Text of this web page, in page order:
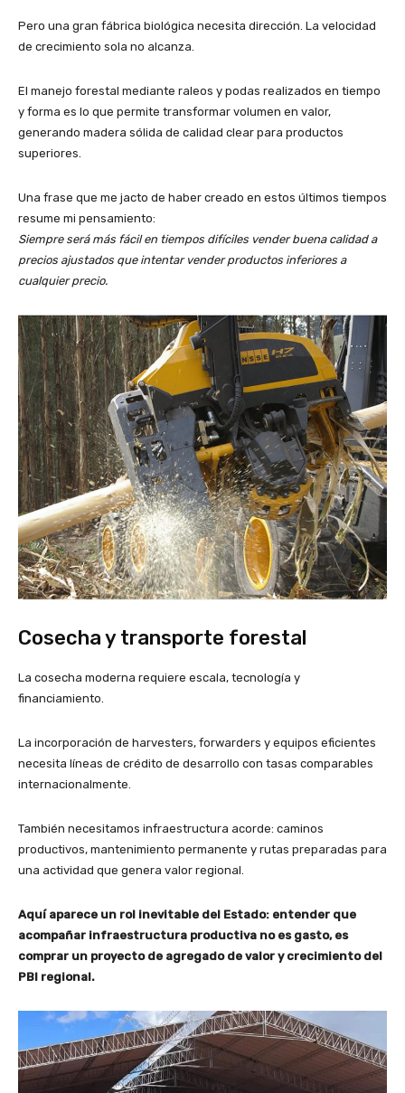
Pero una gran fábrica biológica necesita dirección. La velocidad
de crecimiento sola no alcanza.
El manejo forestal mediante raleos y podas realizados en tiempo
y forma es lo que permite transformar volumen en valor,
generando madera sólida de calidad clear para productos
superiores.
Una frase que me jacto de haber creado en estos últimos tiempos
resume mi pensamiento:
Siempre será más fácil en tiempos difíciles vender buena calidad a
precios ajustados que intentar vender productos inferiores a
cualquier precio.
Cosecha y transporte forestal
La cosecha moderna requiere escala, tecnología y
financiamiento.
La incorporación de harvesters, forwarders y equipos eficientes
necesita líneas de crédito de desarrollo con tasas comparables
internacionalmente.
También necesitamos infraestructura acorde: caminos
productivos, mantenimiento permanente y rutas preparadas para
una actividad que genera valor regional.
Aquí aparece un rol inevitable del Estado: entender que
acompañar infraestructura productiva no es gasto, es
comprar un proyecto de agregado de valor y crecimiento del
PBI regional.